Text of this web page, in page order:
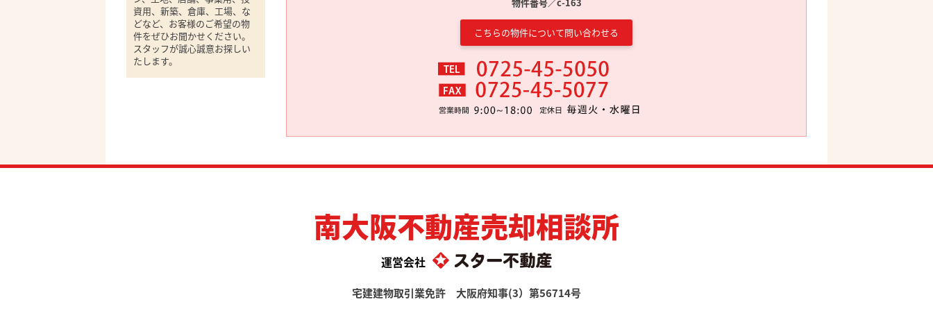
物件番号／c-163
こちらの物件について問い合わせる
資用、新築、倉庫、工場、な
どなど、お客様のご希望の物
件をぜひお聞かせください。
スタッフが誠心誠意お探しい
たします。
南大阪不動産売却相談所
運営会社
宅建建物取引業免許 大阪府知事(3）第56714号